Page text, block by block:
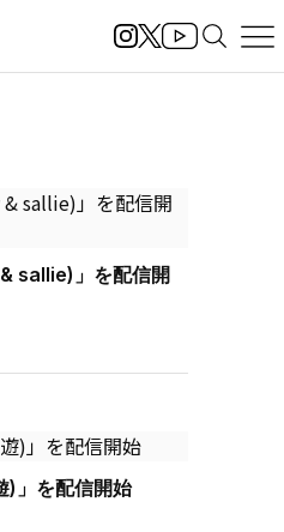
sallie)」を配信開
」を配信開始